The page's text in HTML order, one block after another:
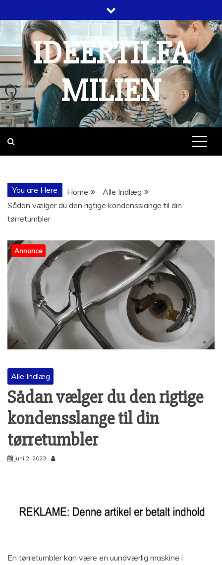
to
content
IDEERTILFA
MILIEN
You are Here Home
Alle Indlæg
Sådan vælger du den rigtige kondensslange til din
tørretumbler
Annonce
Alle Indlæg
Sådan vælger du den rigtige
kondensslange til din
tørretumbler
juni 2, 2023
En tørretumbler kan være en uundværlig maskine i